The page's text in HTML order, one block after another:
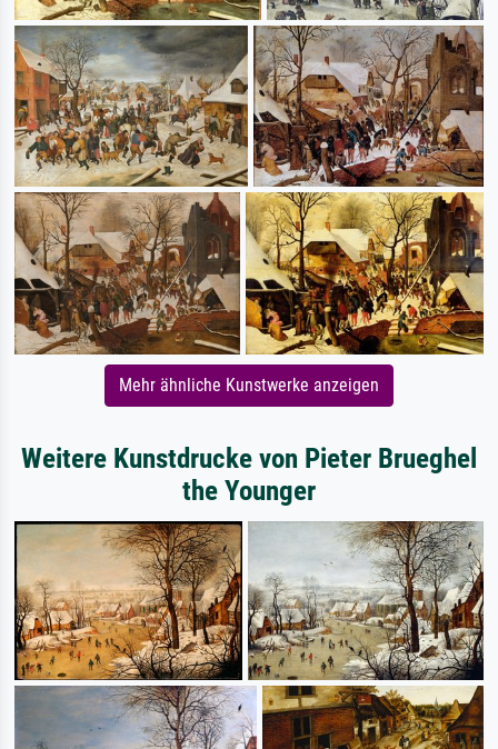
Mehr ähnliche Kunstwerke anzeigen
Weitere Kunstdrucke von Pieter Brueghel
the Younger